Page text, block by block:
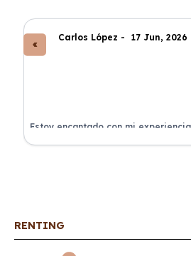
Carlos López - 17 Jun, 2026
Estoy encantado con mi
Renting. El coche llegó en
RENTING